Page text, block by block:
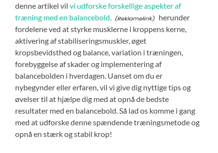
denne artikel vilvi udforske forskellige aspekter af
træning med en balancebold,
herunder
fordelene ved at styrke musklerne i kroppens kerne,
aktivering af stabiliseringsmuskler, øget
kropsbevidsthed og balance, variation i træningen,
forebyggelse af skader og implementering af
balancebolden i hverdagen. Uanset om du er
nybegynder eller erfaren, vil vi give dig nyttige tips og
øvelser til at hjælpe dig med at opnå de bedste
resultater med en balancebold. Så lad os komme i gang
med at udforske denne spændende træningsmetode og
opnå en stærk og stabil krop!